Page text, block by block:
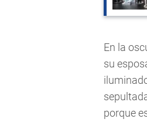
En la
su
porque